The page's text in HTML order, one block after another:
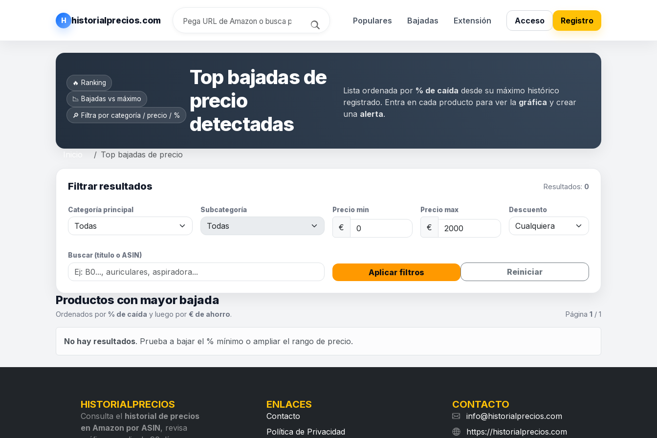
H historialprecios.com Populares Bajadas Extensión Acceso Registro
🔥 Ranking
📉 Bajadas vs máximo
🔎 Filtra por categoría / precio / %
Top bajadas de
precio
detectadas
Lista ordenada por % de caída desde su máximo histórico
registrado. Entra en cada producto para ver la gráfica y crear
una alerta.
Inicio Top bajadas de precio
Filtrar resultados Resultados: 0
Categoría principal Subcategoría Precio min
€
Precio max
€
Descuento
Buscar (título o ASIN)
Aplicar filtros Reiniciar
Productos con mayor bajada
Ordenados por % de caída y luego por € de ahorro. Página 1 / 1
No hay resultados. Prueba a bajar el % mínimo o ampliar el rango de precio.
HISTORIALPRECIOS
Consulta el historial de precios
en Amazon por ASIN, revisa
ENLACES
Contacto
Política de Privacidad
CONTACTO
info@historialprecios.com
https://historialprecios.com